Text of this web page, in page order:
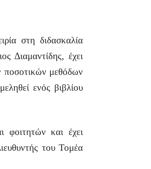
στη διδασκαλία
Διαμαντίδης, έχει
ποσοτικών μεθόδων
ενός βιβλίου
φοιτητών και έχει
του Τομέα